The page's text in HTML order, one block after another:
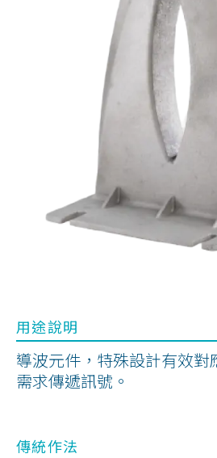
用途說明
導波元件，特殊設計有效對
需求傳遞訊號。
傳統作法